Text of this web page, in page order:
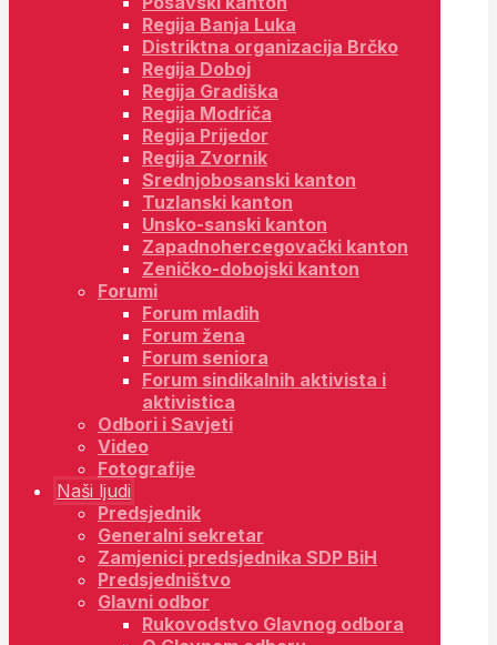
Regija Banja Luka
Distriktna organizacija Brčko
Regija Doboj
Regija Gradiška
Regija Modriča
Regija Prijedor
Regija Zvornik
Srednjobosanski kanton
Tuzlanski kanton
Unsko-sanski kanton
Zapadnohercegovački kanton
Zeničko-dobojski kanton
Forumi
Forum mladih
Forum žena
Forum seniora
Forum sindikalnih aktivista i
aktivistica
Odbori i Savjeti
Video
Fotografije
Naši ljudi
Predsjednik
Generalni sekretar
Zamjenici predsjednika SDP BiH
Predsjedništvo
Glavni odbor
Rukovodstvo Glavnog odbora